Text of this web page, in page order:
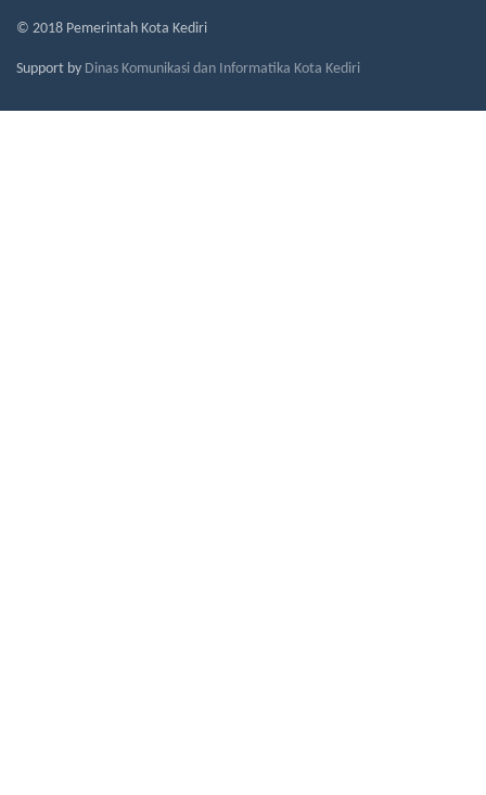
© 2018 Pemerintah Kota Kediri
Support by Dinas Komunikasi dan Informatika Kota Kediri